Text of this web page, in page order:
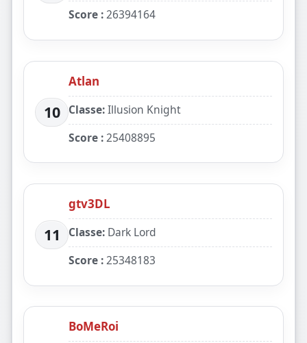
Score :26394164
10
Atlan
Classe:Illusion Knight
Score :25408895
11
gtv3DL
Classe: Dark Lord
Score :25348183
BoMeRoi